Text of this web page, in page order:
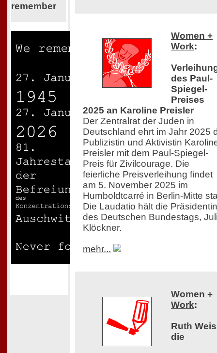
remember
Women +
Work:
des Paul-
Spiegel-
Preises
2025 an Karoline Preisler
Der Zentralrat der Juden in
Deutschland ehrt im Jahr 2025
Publizistin und Aktivistin
Preisler mit dem Paul-Spiegel-
Preis für Zivilcourage. Die
feierliche Preisverleihung findet
am 5. November 2025 im
Humboldtcarré in Berlin-Mitte
Die Laudatio hält die Präsidentin
des Deutschen Bundestags,
Klöckner.
mehr...
Women +
Work:
Ruth
die